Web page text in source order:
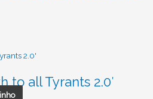
to all Tyrants 2.0′